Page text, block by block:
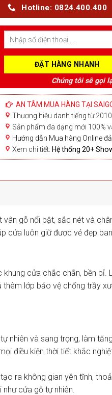
Hotline: 0824.400.400
Chúng tôi sẽ gọi
AN TÂM MUA HÀNG TẠI
Thương hiệu danh tiếng từ
Sản phẩm đa dạng mới 100%
Hướng dẫn Mua hàng Online
Xem chi tiết: Hệ thống 20+
gỗ nổi bật, sắc nét và
cửa luôn giữ được vẻ đẹp
cửa chắc chắn, bền bỉ.
lớp bảo vệ chống trầy
nhiên và sang trọng, làm
điều kiện thời tiết khắc
ra không gian yên tĩnh,
cửa gỗ tự nhiên.